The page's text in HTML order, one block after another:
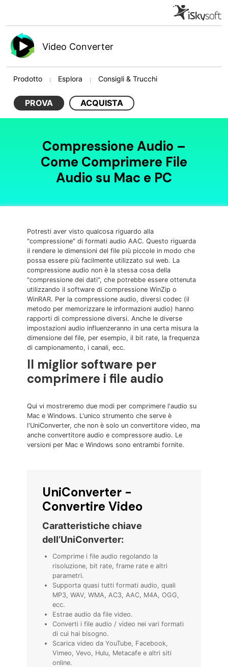
Video Converter
Prodotto Esplora Consigli & Trucchi
PROVA ACQUISTA
Compressione Audio –
Come Comprimere File
Audio su Mac e PC
Potresti aver visto qualcosa riguardo alla
"compressione" di formati audio AAC. Questo riguarda
il rendere le dimensioni del file più piccole in modo che
possa essere più facilmente utilizzato sul web. La
compressione audio non è la stessa cosa della
"compressione dei dati", che potrebbe essere ottenuta
utilizzando il software di compressione WinZip o
WinRAR. Per la compressione audio, diversi codec (il
metodo per memorizzare le informazioni audio) hanno
rapporti di compressione diversi. Anche le diverse
impostazioni audio influenzeranno in una certa misura la
dimensione del file, per esempio, il bit rate, la frequenza
di campionamento, i canali, ecc.
Il miglior software per
comprimere i file audio
Qui vi mostreremo due modi per comprimere l'audio su
Mac e Windows. L'unico strumento che serve è
l'UniConverter, che non è solo un convertitore video, ma
anche convertitore audio e compressore audio. Le
versioni per Mac e Windows sono entrambi fornite.
UniConverter -
Convertire Video
Caratteristiche chiave
dell’UniConverter:
Comprime i file audio regolando la
risoluzione, bit rate, frame rate e altri
parametri.
Supporta quasi tutti formati audio, quali
MP3, WAV, WMA, AC3, AAC, M4A, OGG,
ecc.
Estrae audio da file video.
Converti i file audio / video nei vari formati
di cui hai bisogno.
Scarica video da YouTube, Facebook,
Vimeo, Vevo, Hulu, Metacafe e altri siti
online.